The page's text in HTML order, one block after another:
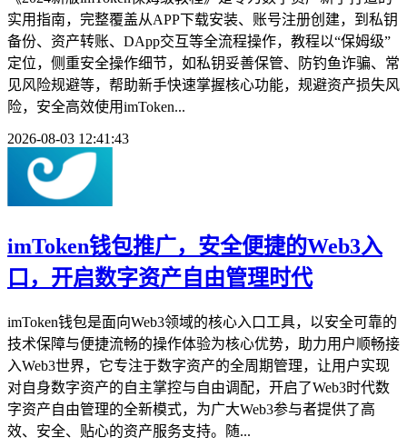
实用指南，完整覆盖从APP下载安装、账号注册创建，到私钥
备份、资产转账、DApp交互等全流程操作，教程以“保姆级”
定位，侧重安全操作细节，如私钥妥善保管、防钓鱼诈骗、常
见风险规避等，帮助新手快速掌握核心功能，规避资产损失风
险，安全高效使用imToken...
2026-08-03 12:41:43
imToken钱包推广，安全便捷的Web3入
口，开启数字资产自由管理时代
imToken钱包是面向Web3领域的核心入口工具，以安全可靠的
技术保障与便捷流畅的操作体验为核心优势，助力用户顺畅接
入Web3世界，它专注于数字资产的全周期管理，让用户实现
对自身数字资产的自主掌控与自由调配，开启了Web3时代数
字资产自由管理的全新模式，为广大Web3参与者提供了高
效、安全、贴心的资产服务支持。随...